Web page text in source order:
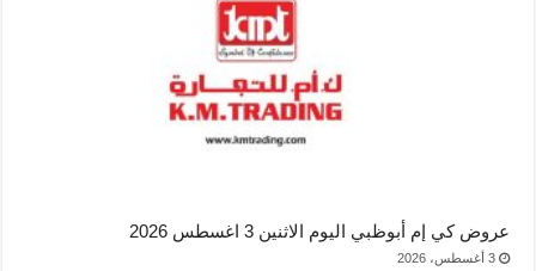
عروض كي إم أبوظبي اليوم الاثنين 3 اغسطس 2026
3 أغسطس، 2026